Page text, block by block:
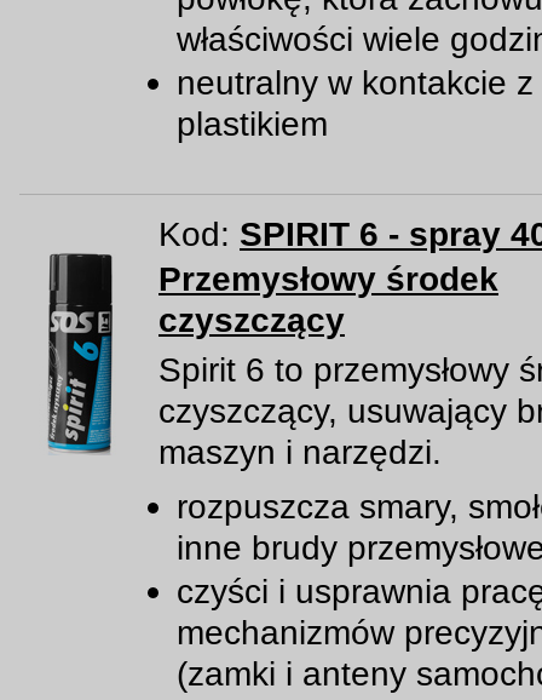
właściwości wiele
neutralny w kontakcie
plastikiem
Kod: SPIRIT 6 - spray
Przemysłowy środek
czyszczący
Spirit 6 to przemysłowy
czyszczący, usuwający
maszyn i narzędzi.
rozpuszcza smary,
inne brudy
czyści i usprawnia
mechanizmów
(zamki i anteny